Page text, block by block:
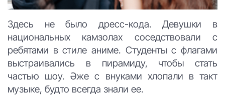
Здесь не было дресс-кода. Девушки в
национальных камзолах соседствовали с
ребятами в стиле аниме. Студенты с флагами
выстраивались в пирамиду, чтобы стать
частью шоу. Әже с внуками хлопали в такт
музыке, будто всегда знали ее.